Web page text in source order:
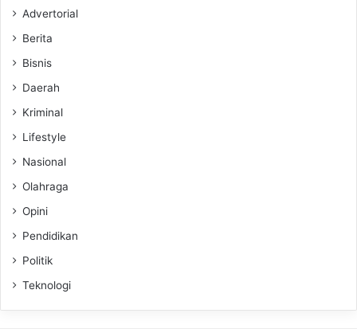
Advertorial
Berita
Bisnis
Daerah
Kriminal
Lifestyle
Nasional
Olahraga
Opini
Pendidikan
Politik
Teknologi